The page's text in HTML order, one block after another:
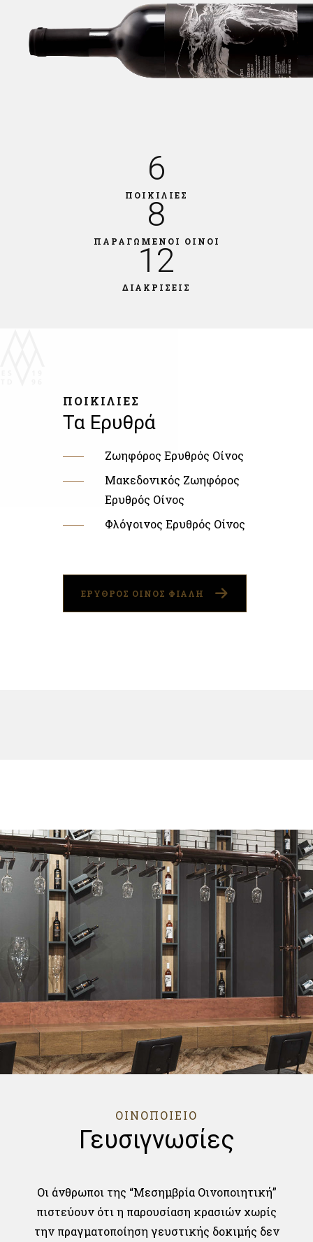
ΠΟΙΚΙΛΙΕΣ
Τα Ερυθρά
Ζωηφόρος Ερυθρός Οίνος
Μακεδονικός Ζωηφόρος
Ερυθρός Οίνος
Φλόγοινος Ερυθρός Οίνος
ΕΡΥΘΡΟΣ ΟΙΝΟΣ ΦΙΑΛΗ
6
ΠΟΙΚΙΛΙΕΣ
8
ΠΑΡΑΓΩΜΕΝΟΙ ΟΙΝΟΙ
12
ΔΙΑΚΡΙΣΕΙΣ
ΟΙΝΟΠΟΙΕΙΟ
Γευσιγνωσίες
Οι άνθρωποι της “Μεσημβρία Οινοποιητική”
πιστεύουν ότι η παρουσίαση κρασιών χωρίς
την πραγματοποίηση γευστικής δοκιμής δεν